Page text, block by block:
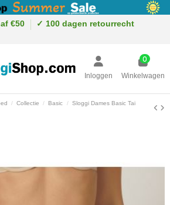
€50
✓ 100 dagen retourrecht
Inloggen
0
Winkelwagen
Collectie Basic
Sloggi Dames Basic Tai